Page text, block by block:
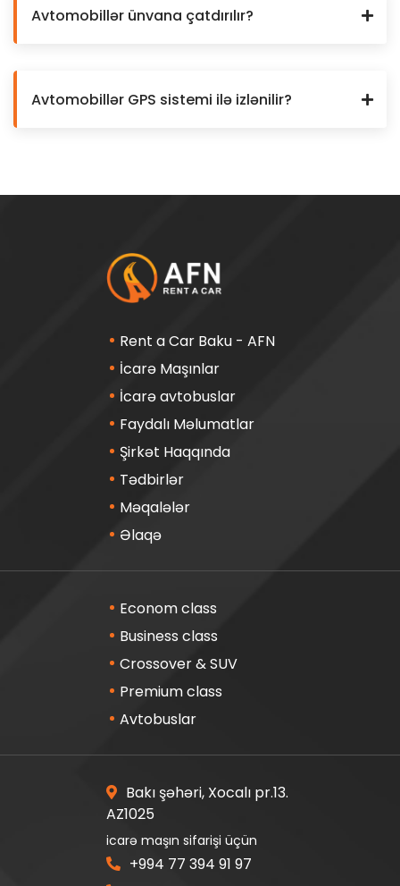
Avtomobillər ünvana çatdırılır?
Avtomobillər GPS sistemi ilə izlənilir?
Rent a Car Baku - AFN
İcarə Maşınlar
İcarə avtobuslar
Faydalı Məlumatlar
Şirkət Haqqında
Tədbirlər
Məqalələr
Əlaqə
Econom class
Business class
Crossover & SUV
Premium class
Avtobuslar
Bakı şəhəri, Xocalı pr.13.
AZ1025
icarə maşın sifarişi üçün
+994 77 394 91 97